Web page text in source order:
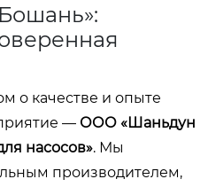
о качестве и опыте
— ООО «Шаньдун
насосов». Мы
производителем,